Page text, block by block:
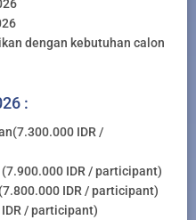
dengan kebutuhan calon
:
IDR /
IDR / participant)
IDR / participant)
/ participant)